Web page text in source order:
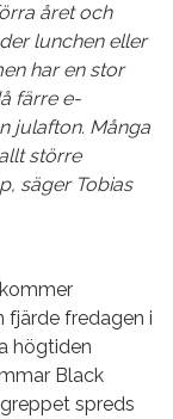
året och
lunchen eller
har en stor
färre e-
julafton. Många
större
säger Tobias
fjärde fredagen i
högtiden
Black
spreds